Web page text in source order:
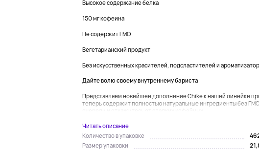
Высокое содержание белка
150 мг кофеина
Не содержит ГМО
Вегетарианский продукт
Без искусственных красителей, подсластителей и
Дайте волю своему внутреннему бариста
Представляем новейшее дополнение Chike к нашей линейке
теперь содержит полностью натуральные ингредиенты без
очереди и откажитесь от сладких кофейных...
Читать описание
Количество в упаковке
Размер упаковки